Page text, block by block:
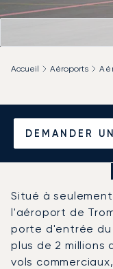
DEMANDER
Accueil Aéroports
Louer
Situé à
l'aéroport de
porte d'entrée du
plus de 2 millions
vols